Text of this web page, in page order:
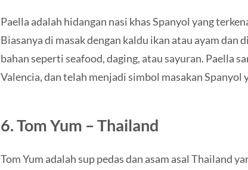
Paella adalah hidangan nasi khas Spanyol yang
Biasanya di masak dengan kaldu ikan atau ayam dan
bahan seperti seafood, daging, atau sayuran. Paella
Valencia, dan telah menjadi simbol masakan Spanyol
6. Tom Yum – Thailand
Tom Yum adalah sup pedas dan asam asal Thailand